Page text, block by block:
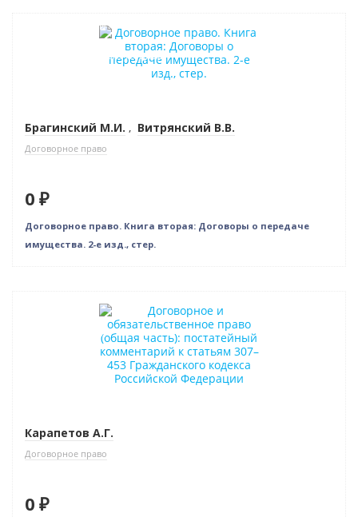
Нет в наличии
Индивидуальный подход
Брагинский М.И. , Витрянский В.В.
Договорное право
0 ₽
Договорное право. Книга вторая: Договоры о передаче
имущества. 2-е изд., стер.
Нет в наличии
Карапетов А.Г.
Договорное право
0 ₽